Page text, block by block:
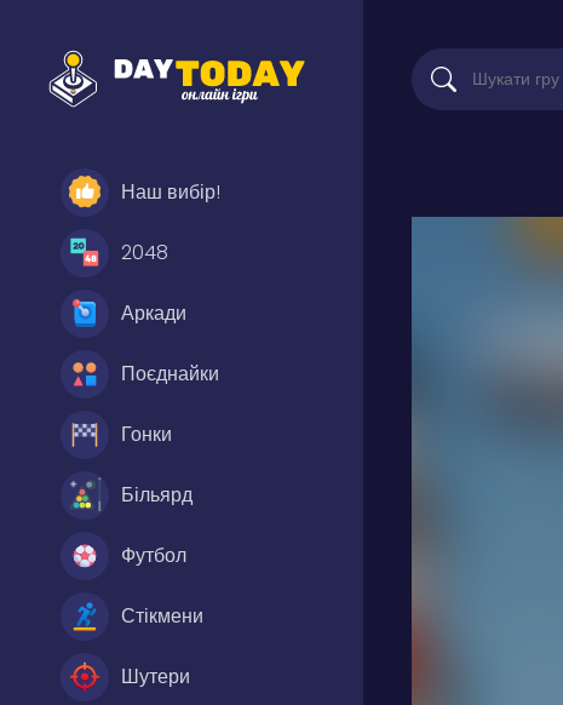
Наш вибір!
2048
Аркади
Поєднайки
Гонки
Більярд
Футбол
Стікмени
Шутери